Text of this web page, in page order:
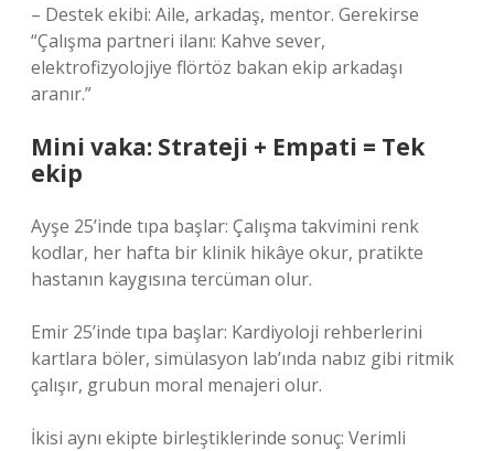
– Destek ekibi: Aile, arkadaş, mentor. Gerekirse
“Çalışma partneri ilanı: Kahve sever,
elektrofizyolojiye flörtöz bakan ekip arkadaşı
aranır.”
Mini vaka: Strateji + Empati = Tek
ekip
Ayşe 25’inde tıpa başlar: Çalışma takvimini renk
kodlar, her hafta bir klinik hikâye okur, pratikte
hastanın kaygısına tercüman olur.
Emir 25’inde tıpa başlar: Kardiyoloji rehberlerini
kartlara böler, simülasyon lab’ında nabız gibi ritmik
çalışır, grubun moral menajeri olur.
İkisi aynı ekipte birleştiklerinde sonuç: Verimli